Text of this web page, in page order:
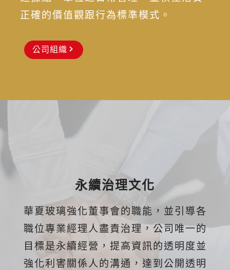
正確的價值觀跟行為標準模式。
公司組織
永續治理文化
華夏玻璃強化董事會的職能，並引導各
職位專業經理人盡責治理，公司唯一的
目標是永續經營，提高資訊的透明度並
強化利害關係人的溝通，達到公開透明